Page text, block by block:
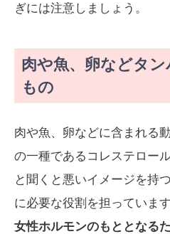
ぎには注意しましょう。
肉や魚、卵などタ
もの
肉や魚、卵などに含まれる
の一種であるコレステロー
と聞くと悪いイメージを持
に必要な役割を担っています
女性ホルモンのもととなる